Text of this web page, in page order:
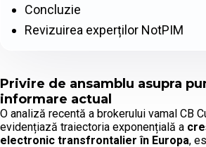
Privire de ansamblu asupra
informare actual
O analiză recentă a brokerului vamal CB
evidențiază traiectoria exponențială a
electronic transfrontalier în Europa,
Concluzie
Revizuirea experților NotPIM